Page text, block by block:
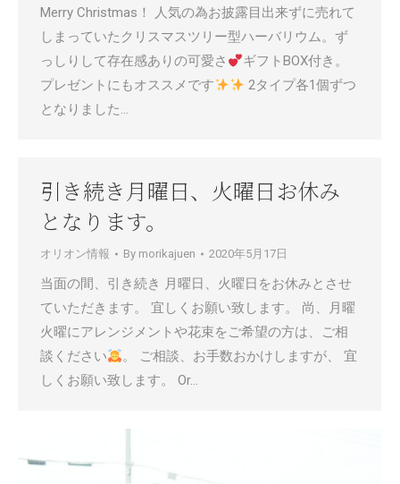
Merry Christmas！ 人気の為お披露目出来ずに売れて
しまっていたクリスマスツリー型ハーバリウム。ず
っしりして存在感ありの可愛さ
ギフトBOX付き。
プレゼントにもオススメです
2タイプ各1個ずつ
となりました…
引き続き月曜日、火曜日お休み
となります。
オリオン情報 By morikajuen 2020年5月17日
当面の間、引き続き 月曜日、火曜日をお休みとさせ
ていただきます。 宜しくお願い致します。 尚、月曜
火曜にアレンジメントや花束をご希望の方は、ご相
談ください
。 ご相談、お手数おかけしますが、 宜
しくお願い致します。 Or…